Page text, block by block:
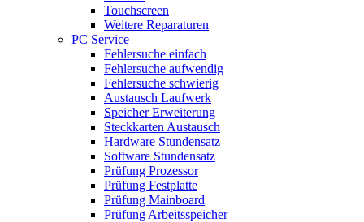
Touchscreen
Weitere Reparaturen
PC Service
Fehlersuche einfach
Fehlersuche aufwendig
Fehlersuche schwierig
Austausch Laufwerk
Speicher Erweiterung
Steckkarten Austausch
Hardware Stundensatz
Software Stundensatz
Prüfung Prozessor
Prüfung Festplatte
Prüfung Mainboard
Prüfung Arbeitsspeicher